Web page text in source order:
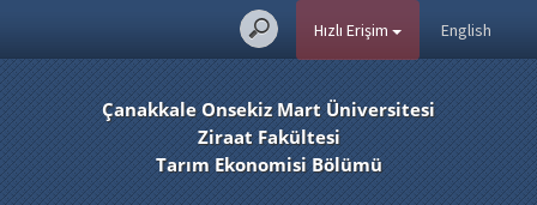
English
Hızlı Erişim
Çanakkale Onsekiz Mart Üniversitesi
Ziraat Fakültesi
Tarım Ekonomisi Bölümü